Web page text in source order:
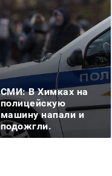
СМИ: В Химках на
полицейскую
машину напали и
подожгли.